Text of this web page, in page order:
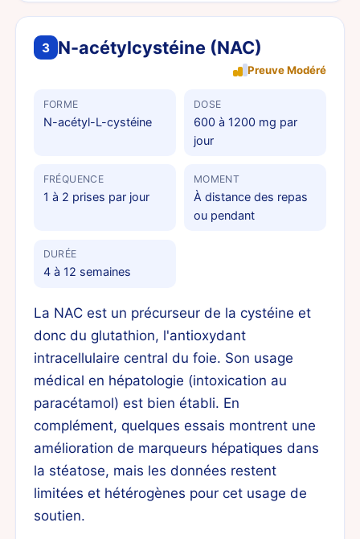
3 N-acétylcystéine (NAC)
Preuve Modéré
FORME
N-acétyl-L-cystéine
DOSE
600 à 1200 mg par
jour
FRÉQUENCE
1 à 2 prises par jour
MOMENT
À distance des repas
ou pendant
DURÉE
4 à 12 semaines
La NAC est un précurseur de la cystéine et
donc du glutathion, l'antioxydant
intracellulaire central du foie. Son usage
médical en hépatologie (intoxication au
paracétamol) est bien établi. En
complément, quelques essais montrent une
amélioration de marqueurs hépatiques dans
la stéatose, mais les données restent
limitées et hétérogènes pour cet usage de
soutien.